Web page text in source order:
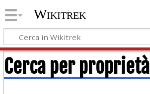
Wikitrek
Cerca per proprietà